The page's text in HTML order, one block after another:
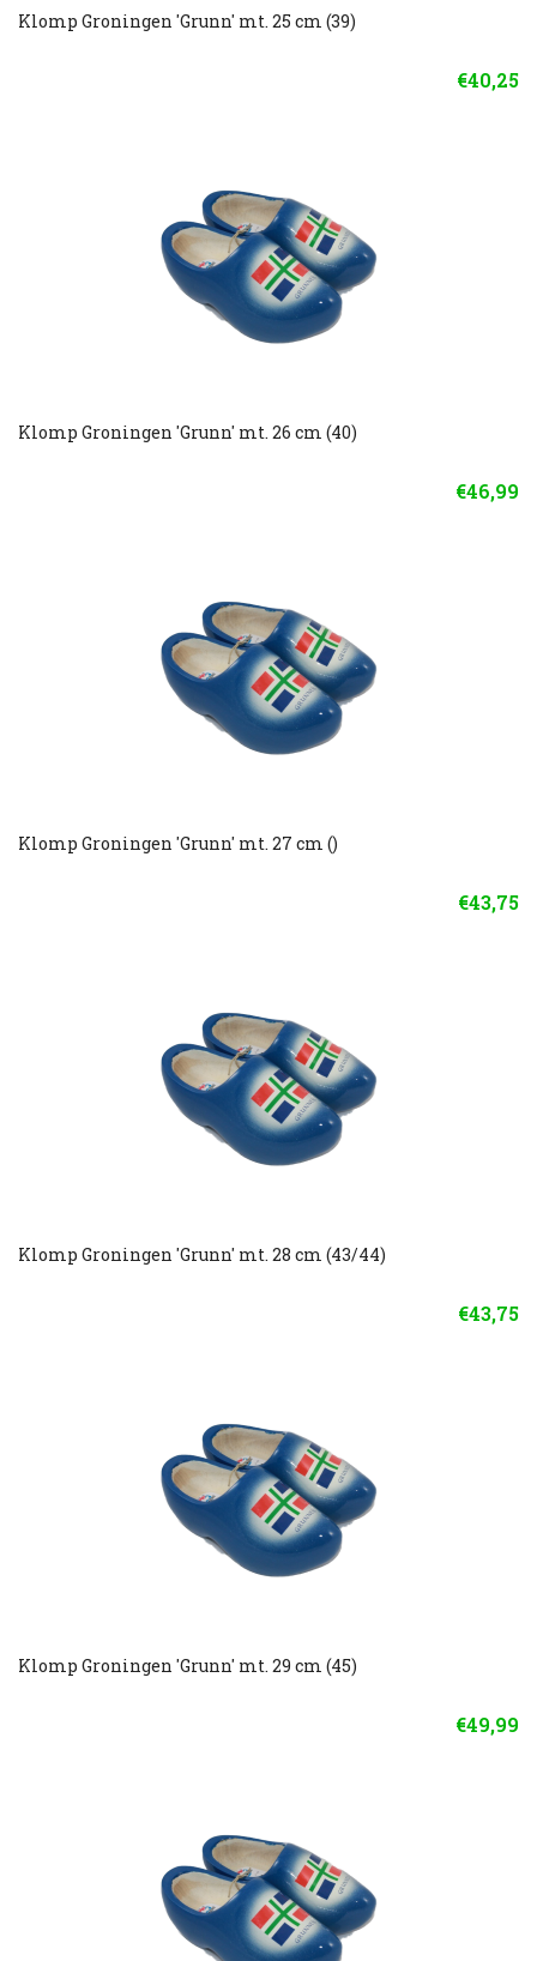
Klomp Groningen 'Grunn' mt. 25 cm (39)
€40,25
Klomp Groningen 'Grunn' mt. 26 cm (40)
€46,99
Klomp Groningen 'Grunn' mt. 27 cm ()
€43,75
Klomp Groningen 'Grunn' mt. 28 cm (43/44)
€43,75
Klomp Groningen 'Grunn' mt. 29 cm (45)
€49,99